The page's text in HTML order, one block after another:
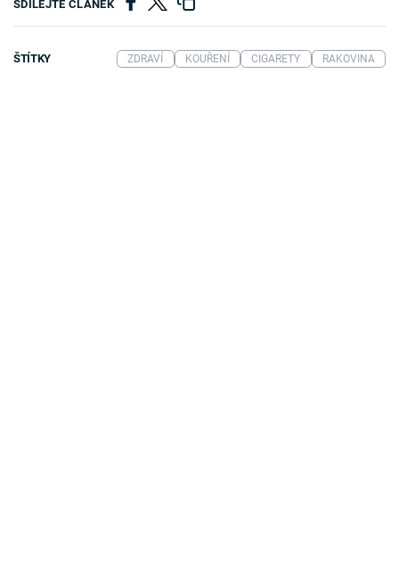
SDÍLEJTE ČLÁNEK
ŠTÍTKY ZDRAVÍ KOUŘENÍ CIGARETY RAKOVINA